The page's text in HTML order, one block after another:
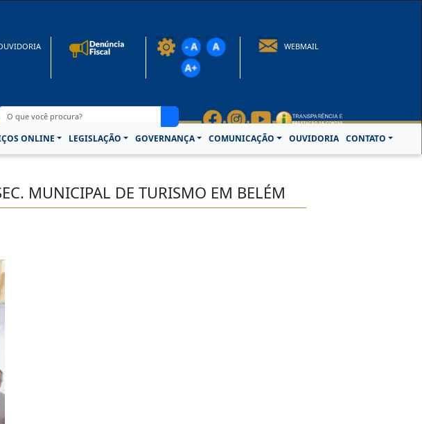
WEBMAIL
ONLINE LEGISLAÇÃO GOVERNANÇA COMUNICAÇÃO OUVIDORIA CONTATO
MUNICIPAL DE TURISMO EM BELÉM